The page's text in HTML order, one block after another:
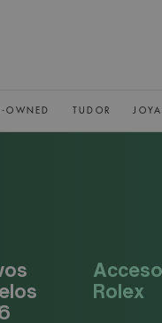
OWNED TUDOR
Rolex